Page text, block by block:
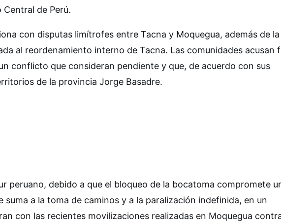
de Perú.
con disputas limítrofes entre Tacna y Moquegua, además de la
al reordenamiento interno de Tacna. Las comunidades acusan
conflicto que consideran pendiente y que, de acuerdo con sus
de la provincia Jorge Basadre.
peruano, debido a que el bloqueo de la bocatoma compromete
suma a la toma de caminos y a la paralización indefinida, en un
con las recientes movilizaciones realizadas en Moquegua